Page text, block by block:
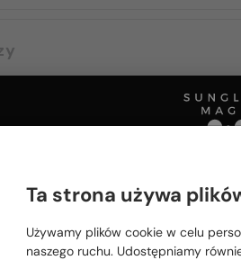
RÓWNIEŻ
Proszę wybierz z listy
Polska / PL
Ta strona używa
Używamy plików cookie w celu
naszego ruchu. Udostępniamy